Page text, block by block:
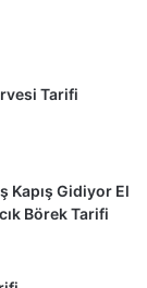
Tarifi
Kapış Gidiyor El
Börek Tarifi